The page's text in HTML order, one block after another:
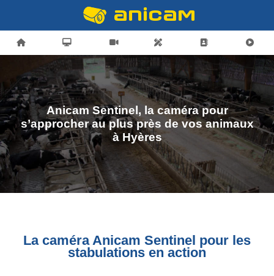
Anicam Sentinel, la caméra pour
s’approcher au plus près de vos animaux
à Hyères
La caméra Anicam Sentinel pour les
stabulations en action